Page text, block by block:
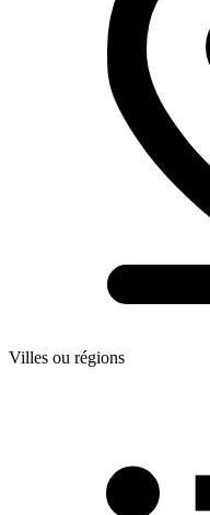
Villes ou régions